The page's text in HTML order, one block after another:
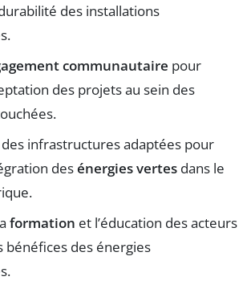
des installations
communautaire pour
des projets au sein des
infrastructures adaptées pour
desénergies vertes dans le
formation et l’éducation des acteurs
bénéfices des énergies